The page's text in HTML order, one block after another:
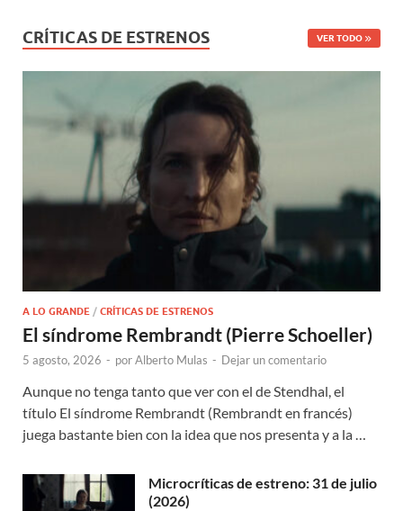
CRÍTICAS DE ESTRENOS VER TODO
A LO GRANDE / CRÍTICAS DE ESTRENOS
El síndrome Rembrandt (Pierre Schoeller)
5 agosto, 2026 - porAlberto Mulas - Dejar un comentario
Aunque no tenga tanto que ver con el de Stendhal, el
título El síndrome Rembrandt (Rembrandt en francés)
juega bastante bien con la idea que nos presenta y a la …
Microcríticas de estreno: 31 de julio
(2026)